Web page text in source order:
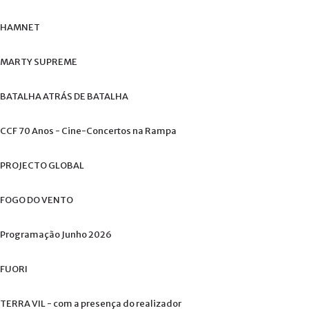
HAMNET
MARTYSUPREME
BATALHAATRÁS DE BATALHA
CCF70Anos - Cine-Concertos na Rampa
PROJECTOGLOBAL
FOGODOVENTO
Programação Junho2026
FUORI
TERRAVIL- com a presença dorealizador